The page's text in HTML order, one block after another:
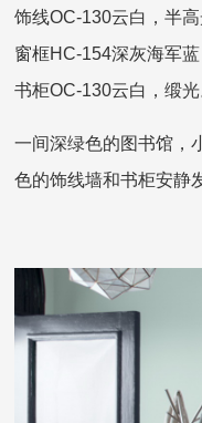
饰线OC-130云白，半高
窗框HC-154深灰海军蓝
书柜OC-130云白，缎光
一间深绿色的图书馆，
色的饰线墙和书柜安静